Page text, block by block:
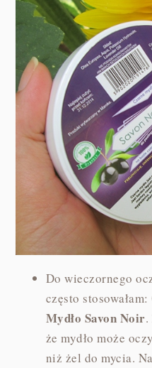
Do wieczornego
często stosowałam:
Mydło Savon Noir
że mydło może
niż żel do mycia.